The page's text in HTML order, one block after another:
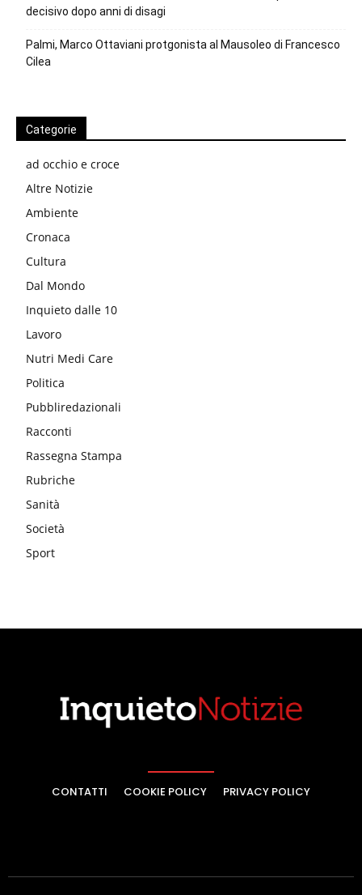
decisivo dopo anni di disagi
Palmi, Marco Ottaviani protgonista al Mausoleo di Francesco
Cilea
Categorie
ad occhio e croce
Altre Notizie
Ambiente
Cronaca
Cultura
Dal Mondo
Inquieto dalle 10
Lavoro
Nutri Medi Care
Politica
Pubbliredazionali
Racconti
Rassegna Stampa
Rubriche
Sanità
Società
Sport
CONTATTI COOKIE POLICY PRIVACY POLICY